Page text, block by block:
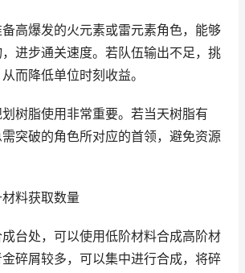
高爆发的火元素或雷元素角色，能够
进步通关速度。若队伍输出不足，挑
而降低单位时刻收益。
树脂使用非常重要。若当天树脂有
突破的角色所对应的首领，避免资源
料获取数量
台处，可以使用低阶材料合成高阶材
碎屑较多，可以集中进行合成，将碎